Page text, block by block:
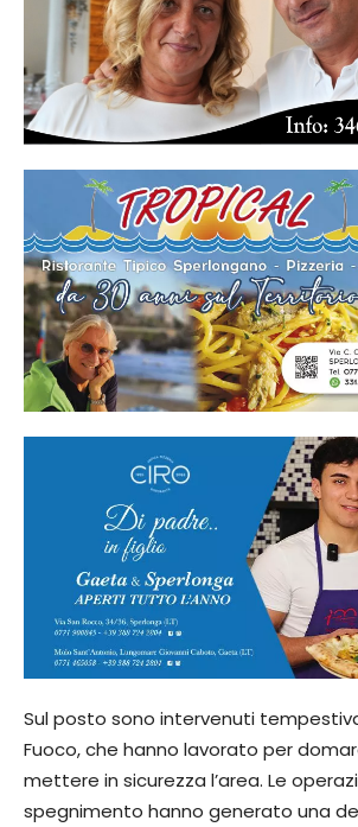
Sul posto sono intervenuti
Fuoco, che hanno lavorato per
mettere in sicurezza l’area. Le
spegnimento hanno generato una